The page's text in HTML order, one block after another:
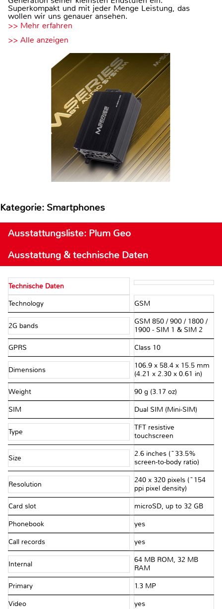
Superkompakt und mit jeder Menge Leistung, das
wollen wir uns genauer ansehen.
>> Mehr erfahren
>> Alle anzeigen
Kategorie: Smartphones
Ausstattungsliste: Plum Geo
Ausstattung & technische Daten
Technische Daten
Technology GSM
2G bands
GSM 850 / 900 / 1800 /
1900 - SIM 1 & SIM 2
GPRS Class 10
Dimensions
106.9 x 58.4 x 15.5 mm
(4.21 x 2.30 x 0.61 in)
Weight 90 g (3.17 oz)
SIM Dual SIM (Mini-SIM)
Type
TFT resistive
touchscreen
Size
2.6 inches (~33.5%
screen-to-body ratio)
Resolution
240 x 320 pixels (~154
ppi pixel density)
Card slot microSD, up to 32 GB
Phonebook yes
Call records yes
Internal
64 MB ROM, 32 MB
RAM
Primary 1.3 MP
Video yes